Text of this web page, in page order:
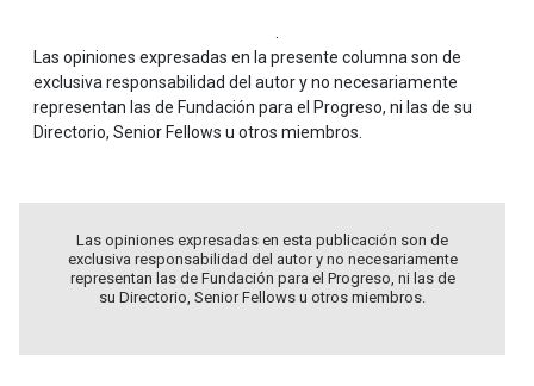
.
Las opiniones expresadas en la presente columna son de
exclusiva responsabilidad del autor y no necesariamente
representan las de Fundación para el Progreso, ni las de su
Directorio, Senior Fellows u otros miembros.
Las opiniones expresadas en esta publicación son de
exclusiva responsabilidad del autor y no necesariamente
representan las de Fundación para el Progreso, ni las de
su Directorio, Senior Fellows u otros miembros.